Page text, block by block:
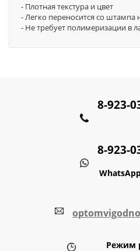
- Плотная текстура и цвет
- Легко переносится со штампа
- Не требует полимеризации в
8-923-
8-923-
Режим